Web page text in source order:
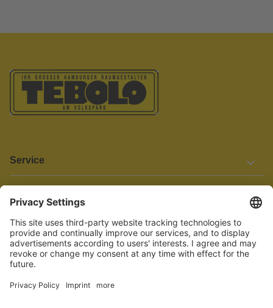
Service
Informationen
Barrierefreiheit
Wir bemühen uns, unsere Website barrierefrei zu gestalten.
Einige Inhalte und Funktionen sind derzeit jedoch noch nicht
vollständig zugänglich. Wenn Sie auf Barrieren stoßen oder Hilfe
benötigen, kontaktieren Sie uns bitte unter service[at]knutzen.de.
Vertrag widerrufen